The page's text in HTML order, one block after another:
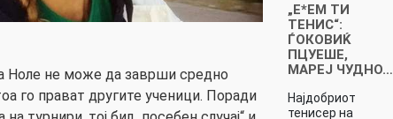
Ноле не може да заврши средно
го прават другите ученици. Поради
„Е*ЕМ ТИ
ТЕНИС“:
ЃОКОВИЌ
ПЦУЕШЕ,
МАРЕЈ ЧУДНО…
Најдобриот
тенисер на